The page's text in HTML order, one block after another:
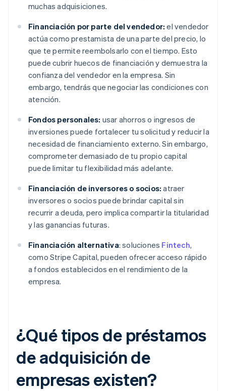
muchas adquisiciones.
Financiación por parte del vendedor: el vendedor
actúa como prestamista de una parte del precio, lo
que te permite reembolsarlo con el tiempo. Esto
puede cubrir huecos de financiación y demuestra la
confianza del vendedor en la empresa. Sin
embargo, tendrás que negociar las condiciones con
atención.
Fondos personales: usar ahorros o ingresos de
inversiones puede fortalecer tu solicitud y reducir la
necesidad de financiamiento externo. Sin embargo,
comprometer demasiado de tu propio capital
puede limitar tu flexibilidad más adelante.
Financiación de inversores o socios: atraer
inversores o socios puede brindar capital sin
recurrir a deuda, pero implica compartir la titularidad
y las ganancias futuras.
Financiación alternativa: soluciones Fintech,
como Stripe Capital, pueden ofrecer acceso rápido
a fondos establecidos en el rendimiento de la
empresa.
¿Qué tipos de préstamos
de adquisición de
empresas existen?